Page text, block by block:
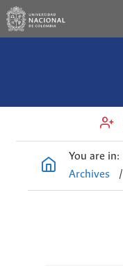
You are in:
Archives
/